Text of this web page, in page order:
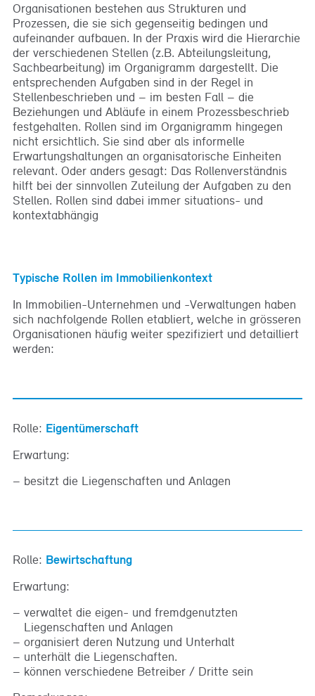
Organisationen bestehen aus Strukturen und
Prozessen, die sie sich gegenseitig bedingen und
aufeinander aufbauen. In der Praxis wird die Hierarchie
der verschiedenen Stellen (z.B. Abteilungsleitung,
Sachbearbeitung) im Organigramm dargestellt. Die
entsprechenden Aufgaben sind in der Regel in
Stellenbeschrieben und – im besten Fall – die
Beziehungen und Abläufe in einem Prozessbeschrieb
festgehalten. Rollen sind im Organigramm hingegen
nicht ersichtlich. Sie sind aber als informelle
Erwartungshaltungen an organisatorische Einheiten
relevant. Oder anders gesagt: Das Rollenverständnis
hilft bei der sinnvollen Zuteilung der Aufgaben zu den
Stellen. Rollen sind dabei immer situations- und
kontextabhängig
Typische Rollen im Immobilienkontext
In Immobilien-Unternehmen und -Verwaltungen haben
sich nachfolgende Rollen etabliert, welche in grösseren
Organisationen häufig weiter spezifiziert und detailliert
werden:
Rolle: Eigentümerschaft
Erwartung:
besitzt die Liegenschaften und Anlagen
Rolle: Bewirtschaftung
Erwartung:
verwaltet die eigen- und fremdgenutzten
Liegenschaften und Anlagen
organisiert deren Nutzung und Unterhalt
unterhält die Liegenschaften.
können verschiedene Betreiber / Dritte sein